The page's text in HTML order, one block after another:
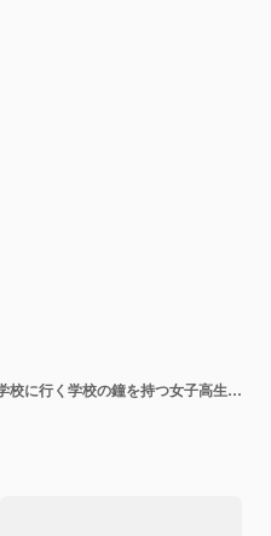
おさげ髪のかわいい女の子が学校に行く学校の鐘を持つ女子高生学校に戻るベクトル